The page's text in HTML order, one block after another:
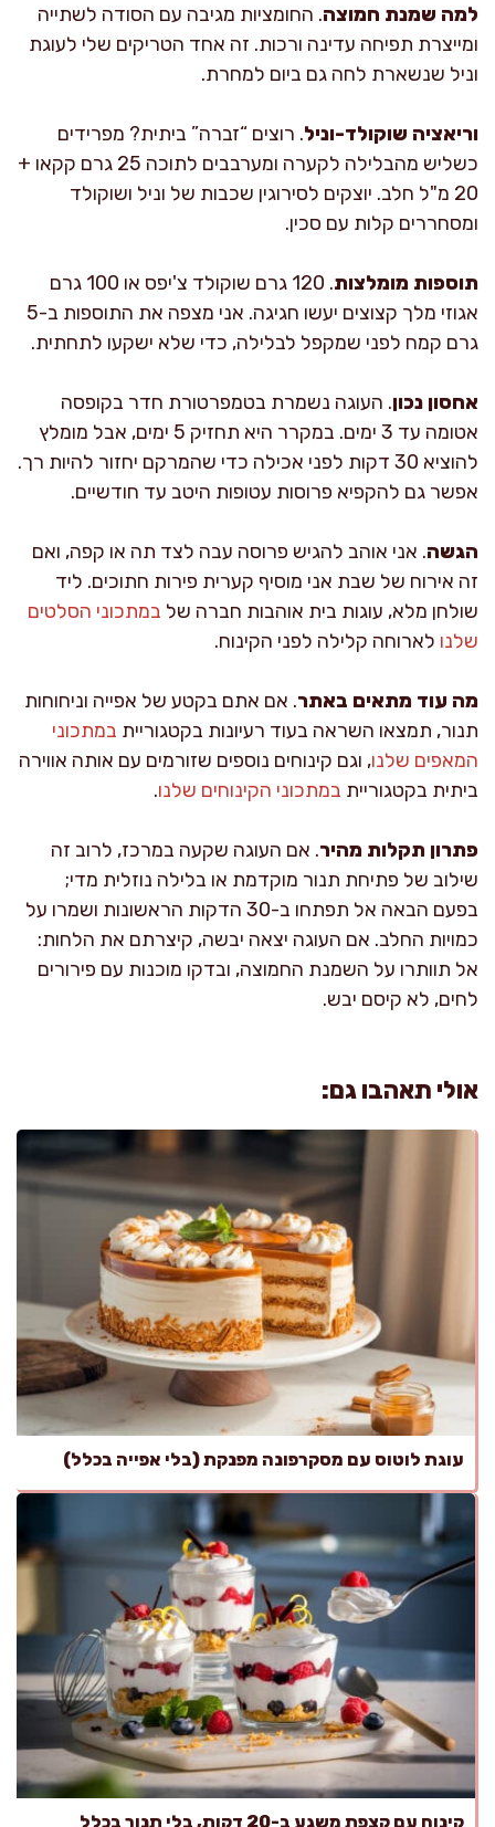
למה שמנת חמוצה. החומציות מגיבה עם הסודה לשתייה
ומייצרת תפיחה עדינה ורכות. זה אחד הטריקים שלי לעוגת
וניל שנשארת לחה גם ביום למחרת.
וריאציה שוקולד-וניל. רוצים “זברה” ביתית? מפרידים
כשליש מהבלילה לקערה ומערבבים לתוכה 25 גרם קקאו +
20 מ"ל חלב. יוצקים לסירוגין שכבות של וניל ושוקולד
ומסחררים קלות עם סכין.
תוספות מומלצות
. 120 גרם שוקולד צ'יפס או 100 גרם
אגוזי מלך קצוצים יעשו חגיגה. אני מצפה את התוספות ב-5
גרם קמח לפני שמקפל לבלילה, כדי שלא ישקעו לתחתית.
אחסון נכון. העוגה נשמרת בטמפרטורת חדר בקופסה
אטומה עד 3 ימים. במקרר היא תחזיק 5 ימים, אבל מומלץ
להוציא 30 דקות לפני אכילה כדי שהמרקם יחזור להיות רך.
אפשר גם להקפיא פרוסות עטופות היטב עד חודשיים.
הגשה. אני אוהב להגיש פרוסה עבה לצד תה או קפה, ואם
זה אירוח של שבת אני מוסיף קערית פירות חתוכים. ליד
שולחן מלא, עוגות בית אוהבות חברה של במתכוני הסלטים
שלנו לארוחה קלילה לפני הקינוח.
מה עוד מתאים באתר. אם אתם בקטע של אפייה וניחוחות
תנור, תמצאו השראה בעוד רעיונות בקטגוריית במתכוני
המאפים שלנו, וגם קינוחים נוספים שזורמים עם אותה אווירה
ביתית בקטגוריית במתכוני הקינוחים שלנו.
פתרון תקלות מהיר. אם העוגה שקעה במרכז, לרוב זה
שילוב של פתיחת תנור מוקדמת או בלילה נוזלית מדי;
בפעם הבאה אל תפתחו ב-30 הדקות הראשונות ושמרו על
כמויות החלב. אם העוגה יצאה יבשה, קיצרתם את הלחות:
אל תוותרו על השמנת החמוצה, ובדקו מוכנות עם פירורים
לחים, לא קיסם יבש.
אולי תאהבו גם:
עוגת לוטוס עם מסקרפונה מפנקת (בלי אפייה בכלל)
קינוח עם קצפת משגע ב-20 דקות, בלי תנור בכלל